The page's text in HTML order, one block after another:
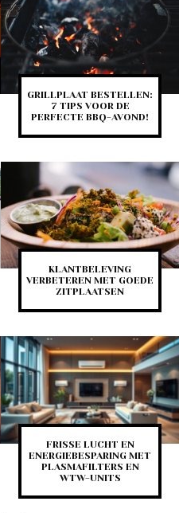
GRILLPLAAT BESTELLEN:
7 TIPS VOOR DE
PERFECTE BBQ-AVOND!
KLANTBELEVING
VERBETEREN MET GOEDE
ZITPLAATSEN
FRISSE LUCHT EN
ENERGIEBESPARING MET
PLASMAFILTERS EN
WTW-UNITS